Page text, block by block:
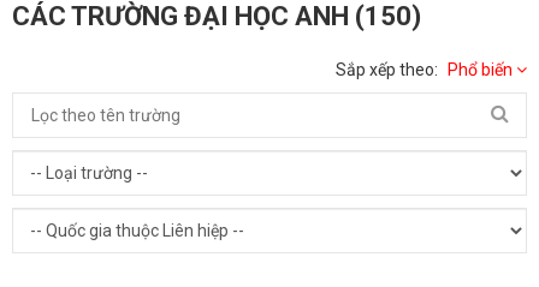
CÁC TRƯỜNG ĐẠI HỌC ANH (150)
Sắp xếp theo: Phổ biến